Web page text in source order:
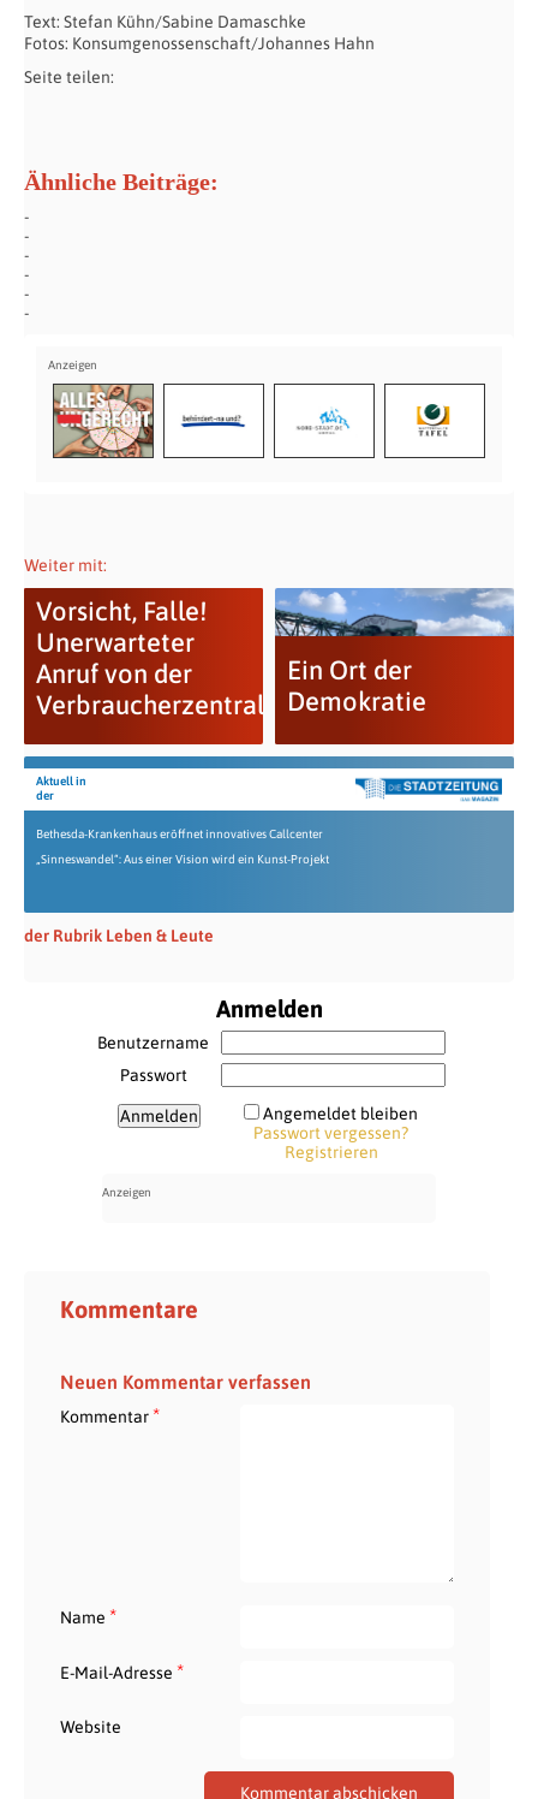
Text: Stefan Kühn/Sabine Damaschke
Fotos: Konsumgenossenschaft/Johannes Hahn
Seite teilen:
Ähnliche Beiträge:
Weiter mit:
Vorsicht, Falle!
Unerwarteter
Anruf von der
Verbraucherzentrale?
Ein Ort der
Demokratie
Aktuell in
der
Bethesda-Krankenhaus eröffnet innovatives Callcenter
„Sinneswandel“: Aus einer Vision wird ein Kunst-Projekt
der Rubrik Leben & Leute
Anmelden
Benutzername
Passwort
Angemeldet bleiben
Passwort vergessen?
Registrieren
Kommentare
Neuen Kommentar verfassen
Kommentar*
Name *
E-Mail-Adresse *
Website